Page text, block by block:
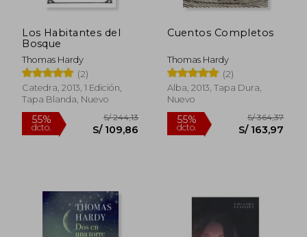
55%
Los Habitantes del
Bosque
Thomas Hardy
(2)
Catedra, 2013, 1 Edición,
Tapa Blanda, Nuevo
Cuentos Completos
Thomas Hardy
(2)
Alba, 2013, Tapa Dura,
Nuevo